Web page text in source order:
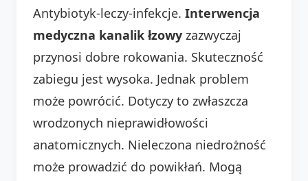
Antybiotyk-leczy-infekcje. Interwencja
medyczna kanalik łzowy zazwyczaj
przynosi dobre rokowania. Skuteczność
zabiegu jest wysoka. Jednak problem
może powrócić. Dotyczy to zwłaszcza
wrodzonych nieprawidłowości
anatomicznych. Nieleczona niedrożność
może prowadzić do powikłań. Mogą